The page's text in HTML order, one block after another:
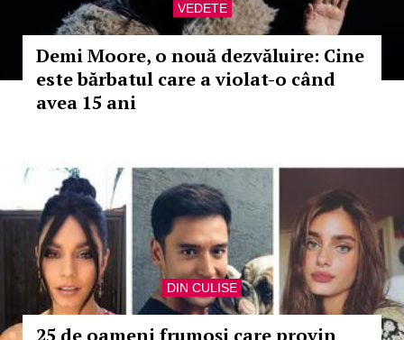
VEDETE
Demi Moore, o nouă dezvăluire: Cine
este bărbatul care a violat-o când
avea 15 ani
DIN CULISE
25 de oameni frumoși care provin